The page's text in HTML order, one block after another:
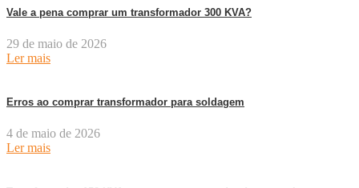
Vale a pena comprar um transformador 300 KVA?
29 de maio de 2026
Ler mais
Erros ao comprar transformador para soldagem
4 de maio de 2026
Ler mais